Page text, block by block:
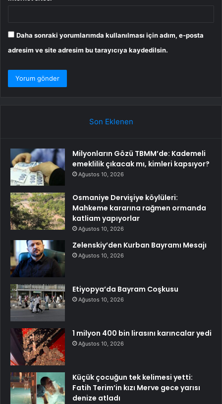
Daha sonraki yorumlarımda kullanılması için adım, e-posta
adresim ve site adresim bu tarayıcıya kaydedilsin.
Son Eklenen
Milyonların Gözü TBMM’de: Kademeli
emeklilik çıkacak mı, kimleri kapsıyor?
Ağustos 10, 2026
Osmaniye Dervişiye köylüleri:
Mahkeme kararına rağmen ormanda
katliam yapıyorlar
Ağustos 10, 2026
Zelenskiy’den Kurban Bayramı Mesajı
Ağustos 10, 2026
Etiyopya’da Bayram Coşkusu
Ağustos 10, 2026
1 milyon 400 bin lirasını karıncalar yedi
Ağustos 10, 2026
Küçük çocuğun tek kelimesi yetti:
Fatih Terim’in kızı Merve gece yarısı
denize atladı